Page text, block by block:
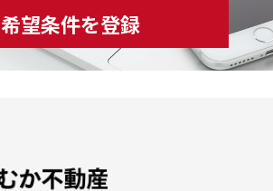
希望条件を登録